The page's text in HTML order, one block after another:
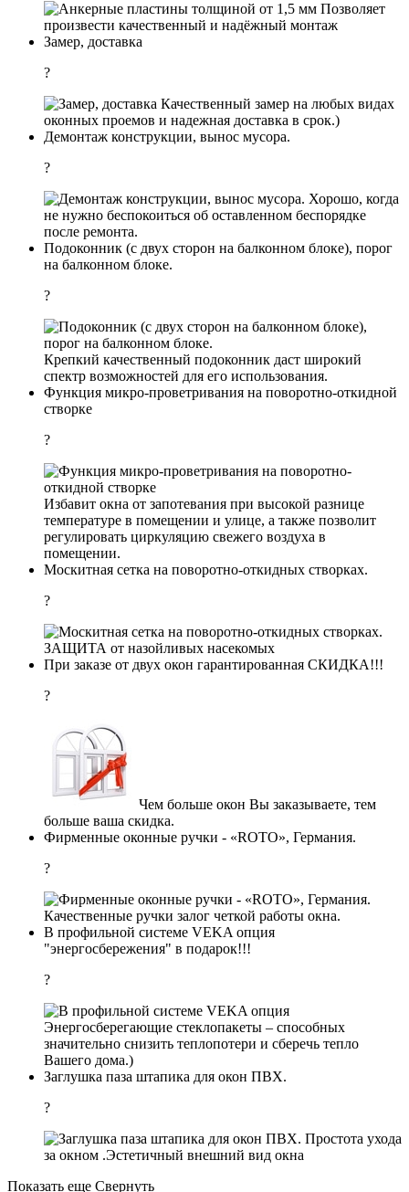
Позволяет
произвести качественный и надёжный монтаж
Замер, доставка
?
Качественный замер на любых видах
оконных проемов и надежная доставка в срок.)
Демонтаж конструкции, вынос мусора.
?
Хорошо, когда
не нужно беспокоиться об оставленном беспорядке
после ремонта.
Подоконник (с двух сторон на балконном блоке), порог
на балконном блоке.
?
Крепкий качественный подоконник даст широкий
спектр возможностей для его использования.
Функция микро-проветривания на поворотно-откидной
створке
?
Избавит окна от запотевания при высокой разнице
температуре в помещении и улице, а также позволит
регулировать циркуляцию свежего воздуха в
помещении.
Москитная сетка на поворотно-откидных створках.
?
ЗАЩИТА от назойливых насекомых
При заказе от двух окон гарантированная СКИДКА!!!
?
Чем больше окон Вы заказываете, тем
больше ваша скидка.
Фирменные оконные ручки - «ROTO», Германия.
?
Качественные ручки залог четкой работы окна.
В профильной системе VEKA опция
"энергосбережения" в подарок!!!
?
Энергосберегающие стеклопакеты – способных
значительно снизить теплопотери и сберечь тепло
Вашего дома.)
Заглушка паза штапика для окон ПВХ.
?
Простота ухода
за окном .Эстетичный внешний вид окна
Показать еще Свернуть